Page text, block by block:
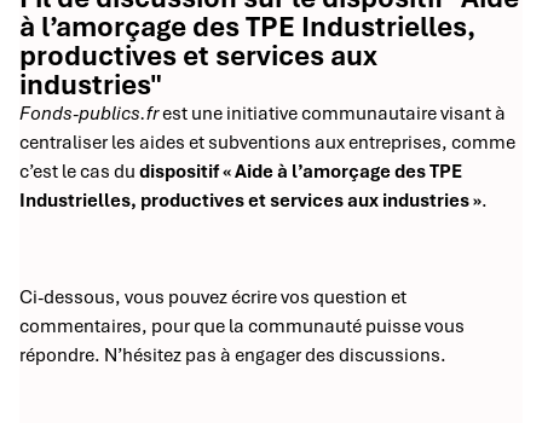
à l’amorçage des TPE Industrielles,
productives et services aux
industries"
Fonds-publics.frest une initiative communautaire visant à
centraliser les aides et subventions aux entreprises, comme
c’est le cas du dispositif « Aide à l’amorçage des TPE
Industrielles, productives et services aux industries ».
Ci-dessous, vous pouvez écrire vos question et
commentaires, pour que la communauté puisse vous
répondre. N’hésitez pas à engager des discussions.